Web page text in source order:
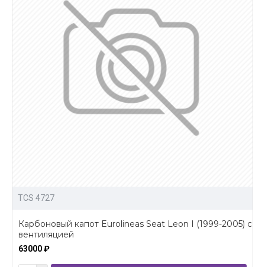
TCS 4727
Карбоновый капот Eurolineas Seat Leon I (1999-2005) с
вентиляцией
63000 ₽